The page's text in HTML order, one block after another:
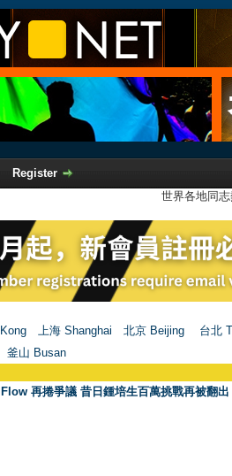
Register
世界各地同
上海 Shanghai 北京 Beijing 台北
釜山 Busan
再捲爭議 昔日鍾培生百萬挑戰再被翻